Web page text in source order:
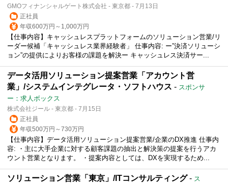
GMOフィナンシャルゲート株式会社 - 東京都 - 7月13日
正社員
年収600万円～1,000万円
【仕事内容】キャッシュレスプラットフォームのソリューション営業/リ
ーダー候補「キャッシュレス業界経験者」 仕事内容: ー”決済ソリューシ
ョン”の提供によりお客様の課題を解決ー キャッシュレス決済サー...
データ活用ソリューション提案営業「アカウント営
業」/システムインテグレータ・ソフトハウス - スポンサ
ー：求人ボックス
株式会社ジール - 東京都 - 7月15日
正社員
年収500万円～730万円
【仕事内容】データ活用ソリューション提案営業/企業のDX推進 仕事内
容: ・主に大手企業に対する顧客課題の抽出と解決策の提案を行うアカ
ウント営業となります。 ・提案内容としては、DXを実現するため...
ソリューション営業「東京」/ITコンサルティング- ス